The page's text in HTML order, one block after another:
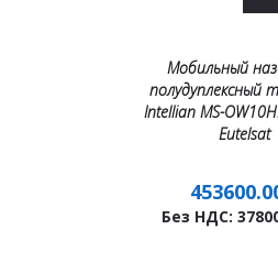
Мобильный
полудуплексный
Intellian MS-
Eutelsat
Без НДС: